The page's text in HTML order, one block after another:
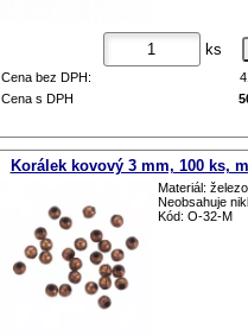
ks
Cena bez DPH:
Cena s DPH
Korálek kovový 3 mm, 100 ks,
Materiál:
Neobsahuje
Kód: O-32-M